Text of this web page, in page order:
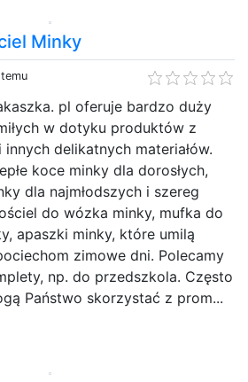
Minky
pl oferuje bardzo duży
w dotyku produktów z
delikatnych materiałów.
koce minky dla dorosłych,
dla najmłodszych i szereg
do wózka minky, mufka do
apaszki minky, które umilą
zimowe dni. Polecamy
np. do przedszkola. Często
Państwo skorzystać z prom...